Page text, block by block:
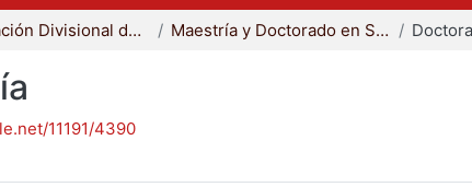
Coordinación Divisional de Posgrado Maestría y Doctorado en Sociología
11191/4390